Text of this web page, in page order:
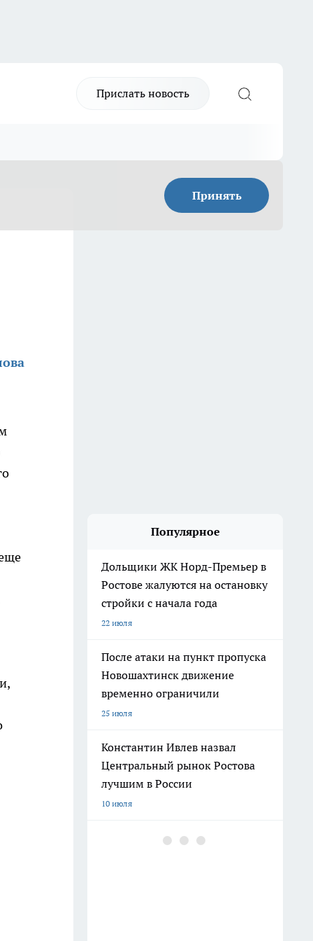
Прислать новость
Принять
Популярное
Дольщики ЖК Норд-Премьер в
Ростове жалуются на остановку
стройки с начала года
22 июля
После атаки на пункт пропуска
Новошахтинск движение
временно ограничили
25 июля
Константин Ивлев назвал
Центральный рынок Ростова
лучшим в России
10 июля
Погибшего на СВО Андрея